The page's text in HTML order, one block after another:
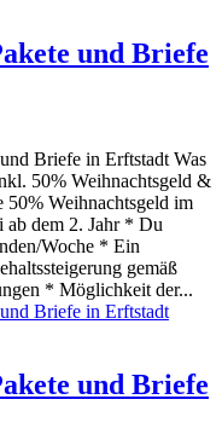
und Briefe
Briefe in Erftstadt Was
50% Weihnachtsgeld &
Weihnachtsgeld im
dem 2. Jahr * Du
Woche * Ein
gemäß
* Möglichkeit der...
und Briefe